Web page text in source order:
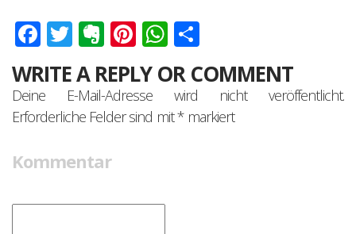
Facebook
Twitter
Evernote
Pinterest
WhatsApp
WRITE A REPLY OR COMMENT
Deine E-Mail-Adresse wird nicht veröffentlicht.
Erforderliche Felder sind mit*markiert
Kommentar